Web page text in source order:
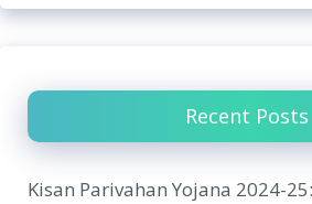
Recent Posts
Kisan Parivahan Yojana 2024-